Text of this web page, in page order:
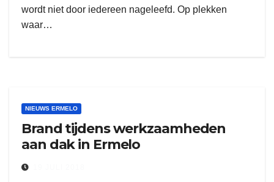
wordt niet door iedereen nageleefd. Op plekken
waar…
NIEUWS ERMELO
Brand tijdens werkzaamheden
aan dak in Ermelo